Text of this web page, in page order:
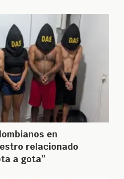
en
relacionado
a gota”